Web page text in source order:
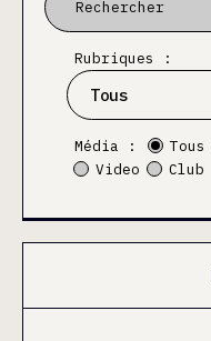
Rubriques :
Média : Tous
Video
Club